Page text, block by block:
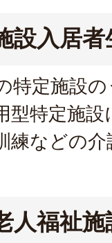
設入居
特定施設
型特定施
練などの
人福祉